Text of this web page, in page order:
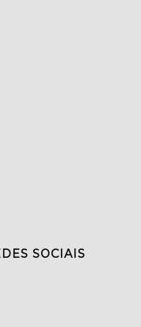
SOCIAIS